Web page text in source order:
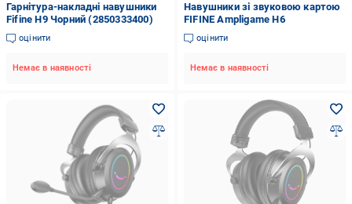
Гарнітура-накладні навушники
Fifine H9 Чорний (2850333400)
оцінити
Немає в наявності
Навушники зі звуковою картою
FIFINE Ampligame H6
оцінити
Немає в наявності